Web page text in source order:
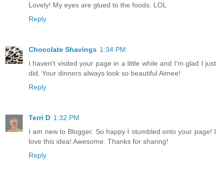
Lovely! My eyes are glued to the foods. LOL
Reply
Chocolate Shavings 1:34 PM
I haven't visited your page in a little while and I'm glad I just
did. Your dinners always look so beautiful Aimee!
Reply
Terri D 1:32 PM
I am new to Blogger. So happy I stumbled onto your page! I
love this idea! Awesome. Thanks for sharing!
Reply